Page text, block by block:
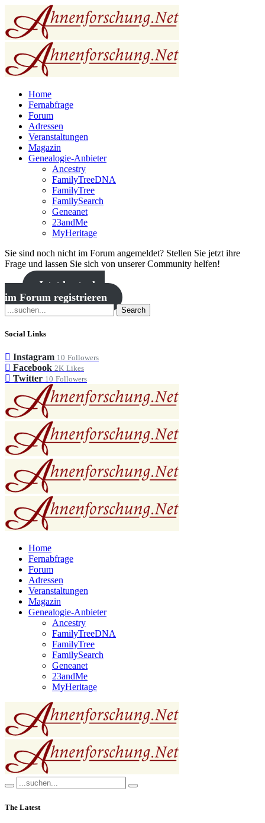
Home
Fernabfrage
Forum
Adressen
Veranstaltungen
Magazin
Genealogie-Anbieter
Ancestry
FamilyTreeDNA
FamilyTree
FamilySearch
Geneanet
23andMe
MyHeritage
Sie sind noch nicht im Forum angemeldet? Stellen Sie jetzt ihre
Frage und lassen Sie sich von unserer Community helfen!
Jetzt kostenlos
im Forum registrieren
Search
Social Links
Instagram 10 Followers
Facebook 2K Likes
Twitter 10 Followers
Home
Fernabfrage
Forum
Adressen
Veranstaltungen
Magazin
Genealogie-Anbieter
Ancestry
FamilyTreeDNA
FamilyTree
FamilySearch
Geneanet
23andMe
MyHeritage
The Latest